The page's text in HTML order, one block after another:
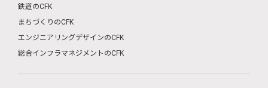
鉄道のCFK
まちづくりのCFK
エンジニアリングデザインのCFK
総合インフラマネジメントのCFK